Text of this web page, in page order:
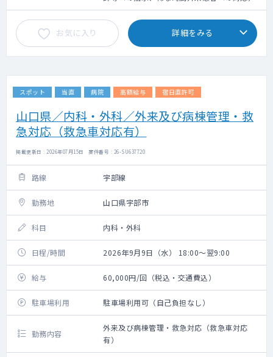
お気に入り 詳細をみる
スポット 当直 病院 高額給与 宿日直許可
山口県／内科・外科／外来及び病棟管理・救
急対応（救急車対応有）
掲載更新日 : 2026年07月15日 案件番号 : 26-SU637720
路線 宇部線
勤務地 山口県宇部市
科目 内科・外科
日程/時間 2026年9月9日（水） 18:00～翌9:00
給与 60,000円/回（税込・交通費込）
駐車場利用 駐車場利用可（自己負担なし）
勤務内容
外来及び病棟管理・救急対応（救急車対応
有）